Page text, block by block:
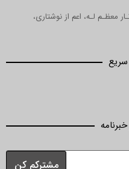
از نوشتاری،